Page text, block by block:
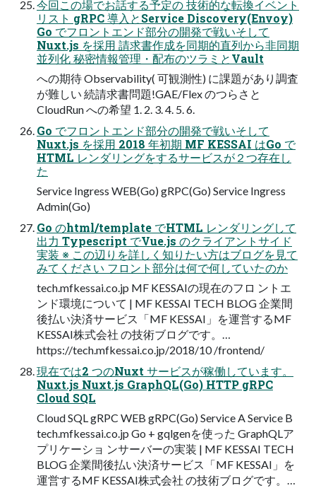
今回この場でお話する予定の 技術的な転換イベント
リスト gRPC 導入とService Discovery(Envoy)
Go でフロントエンド部分の開発で戦いそして
Nuxt.js を採用 請求書作成を同期的直列から非同期
並列化 秘密情報管理・配布のツラミとVault
への期待 Observability( 可観測性) に課題があり調査
が難しい 続請求書問題!GAE/Flex のつらさと
CloudRun への希望 1. 2. 3. 4. 5. 6.
Go でフロントエンド部分の開発で戦いそして
Nuxt.js を採用 2018 年初期 MF KESSAI はGo で
HTML レンダリングをするサービスが２つ存在し
た
Service Ingress WEB(Go) gRPC(Go) Service Ingress
Admin(Go)
Go のhtml/template でHTML レンダリングして
出力 Typescript でVue.js のクライアントサイド
実装 ※ この辺りを詳しく知りたい方はブログを見て
みてください フロント部分は何で何していたのか
tech.mfkessai.co.jp MF KESSAIの現在のフロ ントエ
ンド環境について | MF KESSAI TECH BLOG 企業間
後払い決済サービス「MF KESSAI」を運営するMF
KESSAI株式会社 の技術ブログです。…
https://tech.mfkessai.co.jp/2018/10 /frontend/
現在では2 つのNuxt サービスが稼働しています。
Nuxt.js Nuxt.js GraphQL(Go) HTTP gRPC
Cloud SQL
Cloud SQL gRPC WEB gRPC(Go) Service A Service B
tech.mfkessai.co.jp Go + gqlgenを使った GraphQLア
プリケーショ ンサーバーの実装 | MF KESSAI TECH
BLOG 企業間後払い決済サービス「MF KESSAI」を
運営するMF KESSAI株式会社 の技術ブログです。…